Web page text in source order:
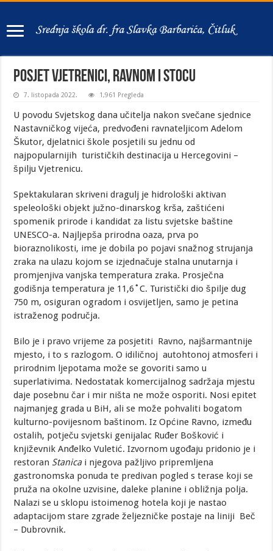
Posjet Vjetrenici, Ravnom i Stocu
7. listopada 2022. 1,961 Pregleda
U povodu Svjetskog dana učitelja nakon svečane sjednice
Nastavničkog vijeća, predvođeni ravnateljicom Adelom
Škutor, djelatnici škole posjetili su jednu od
najpopularnijih turističkih destinacija u Hercegovini –
špilju Vjetrenicu.
Spektakularan skriveni dragulj je hidrološki aktivan
speleološki objekt južno-dinarskog krša, zaštićeni
spomenik prirode i kandidat za listu svjetske baštine
UNESCO-a. Najljepša prirodna oaza, prva po
bioraznolikosti, ime je dobila po pojavi snažnog strujanja
zraka na ulazu kojom se izjednačuje stalna unutarnja i
promjenjiva vanjska temperatura zraka. Prosječna
godišnja temperatura je 11,6˚C. Turistički dio špilje dug
750 m, osiguran ogradom i osvijetljen, samo je petina
istraženog područja.
Bilo je i pravo vrijeme za posjetiti Ravno, najšarmantnije
mjesto, i to s razlogom. O idiličnoj autohtonoj atmosferi i
prirodnim ljepotama može se govoriti samo u
superlativima. Nedostatak komercijalnog sadržaja mjestu
daje posebnu čar i mir ništa ne može osporiti. Nosi epitet
najmanjeg grada u BiH, ali se može pohvaliti bogatom
kulturno-povijesnom baštinom. Iz Općine Ravno, između
ostalih, potječu svjetski genijalac Ruđer Bošković i
književnik Anđelko Vuletić. Izvornom ugođaju pridonio je i
restoran Stanicai njegova pažljivo pripremljena
gastronomska ponuda te predivan pogled s terase koji se
pruža na okolne uzvisine, daleke planine i obližnja polja.
Nalazi se u sklopu istoimenog hotela koji je nastao
adaptacijom stare zgrade željezničke postaje na liniji Beč
– Dubrovnik.